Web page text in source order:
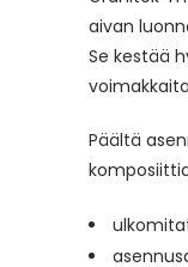
aivan
Se kestää
Päältä